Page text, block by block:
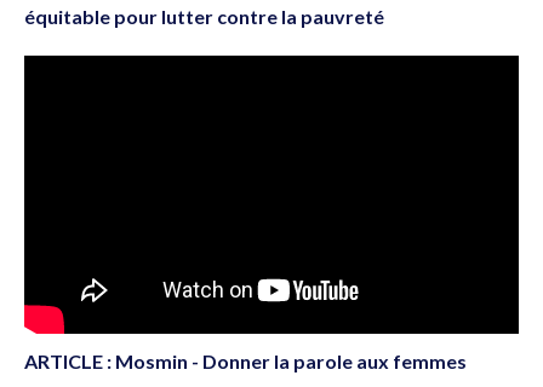
équitable pour lutter contre la pauvreté
ARTICLE : Mosmin - Donner la parole aux femmes